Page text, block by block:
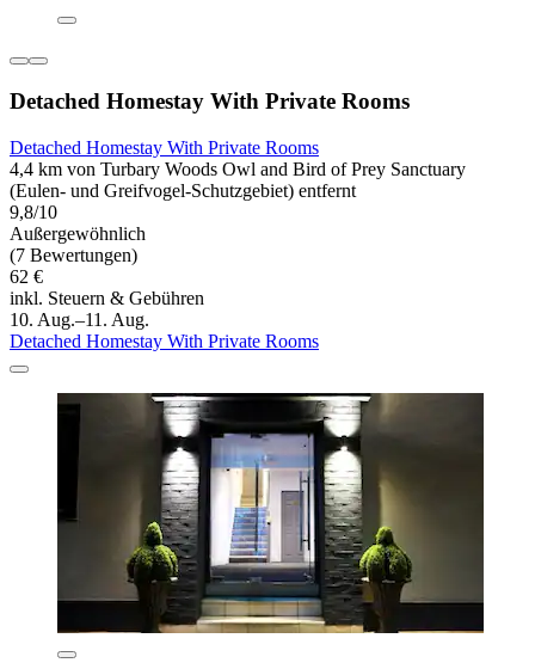
Detached Homestay With Private Rooms
Detached Homestay With Private Rooms
4,4 km von Turbary Woods Owl and Bird of Prey Sanctuary
(Eulen- und Greifvogel-Schutzgebiet) entfernt
9,8/10
Außergewöhnlich
(7 Bewertungen)
62 €
inkl. Steuern & Gebühren
10. Aug.–11. Aug.
Detached Homestay With Private Rooms